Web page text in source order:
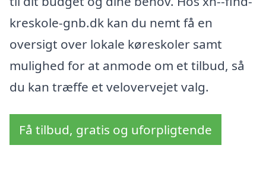
kreskole-gnb.dk kan du nemt få en
oversigt over lokale køreskoler samt
mulighed for at anmode om et tilbud, så
du kan træffe et velovervejet valg.
Få tilbud, gratis og uforpligtende